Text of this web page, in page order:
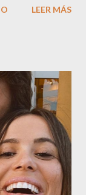
Carolina (CEO
Pagés nos
en RCE
de 17 a 18
La cita ,en el
a figuras
y medios
el lema “Cien
LEER MÁS